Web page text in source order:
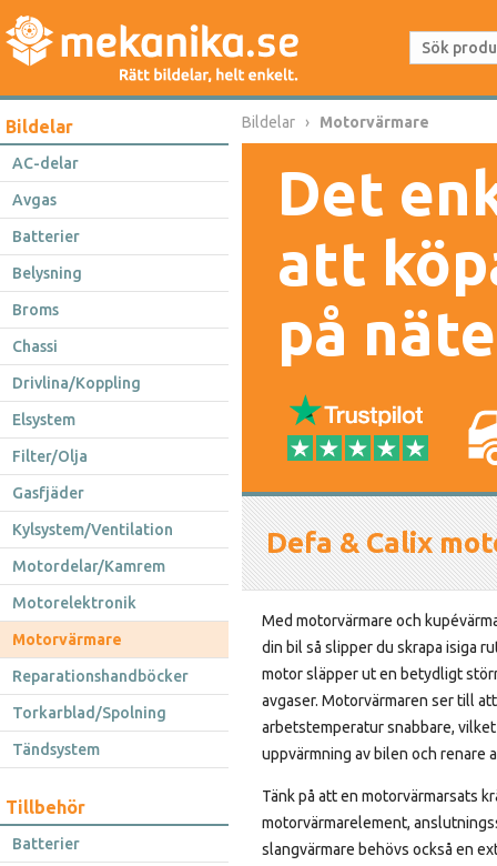
Bildelar
AC-delar
Avgas
Batterier
Belysning
Broms
Chassi
Drivlina/Koppling
Elsystem
Filter/Olja
Gasfjäder
Kylsystem/Ventilation
Motordelar/Kamrem
Motorelektronik
Motorvärmare
Reparationshandböcker
Torkarblad/Spolning
Tändsystem
Tillbehör
Batterier
Bildelar Motorvärmare
Det
att
på
Defa & Calix
Med motorvärmare och
din bil så slipper du skrapa isiga
motor släpper ut en betydligt
avgaser. Motorvärmaren ser till
arbetstemperatur snabbare,
uppvärmning av bilen och renare
Tänk på att en motorvärmarsats
motorvärmarelement,
slangvärmare behövs också en